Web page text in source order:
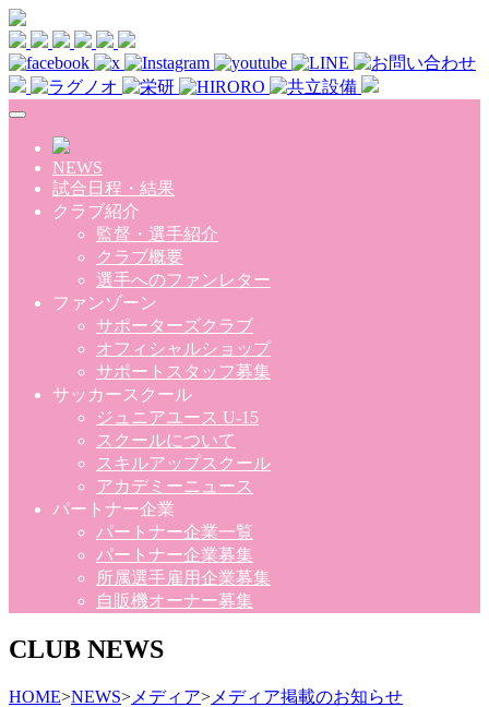
Skip to main content
NEWS
試合日程・結果
クラブ紹介
監督・選手紹介
クラブ概要
選手へのファンレター
ファンゾーン
サポーターズクラブ
オフィシャルショップ
サポートスタッフ募集
サッカースクール
ジュニアユース U-15
スクールについて
スキルアップスクール
アカデミーニュース
パートナー企業
パートナー企業一覧
パートナー企業募集
所属選手雇用企業募集
自販機オーナー募集
CLUB NEWS
HOME>NEWS> メディア> メディア掲載のお知らせ